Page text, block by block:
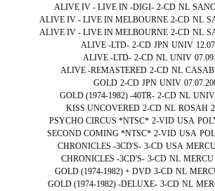
ALIVE IV - LIVE IN -DIGI- 2-CD NL
ALIVE IV - LIVE IN MELBOURNE 2-CD NL
ALIVE IV - LIVE IN MELBOURNE 2-CD NL
ALIVE -LTD- 2-CD JPN UNIV
ALIVE -LTD- 2-CD NL UNIV
ALIVE -REMASTERED 2-CD NL CASAB
GOLD 2-CD JPN UNIV
GOLD (1974-1982) -40TR- 2-CD NL UNIV
KISS UNCOVERED 2-CD NL ROSAH
PSYCHO CIRCUS *NTSC* 2-VID USA
SECOND COMING *NTSC* 2-VID USA
CHRONICLES -3CD'S- 3-CD USA
CHRONICLES -3CD'S- 3-CD NL MERCU
GOLD (1974-1982) + DVD 3-CD NL
GOLD (1974-1982) -DELUXE- 3-CD NL